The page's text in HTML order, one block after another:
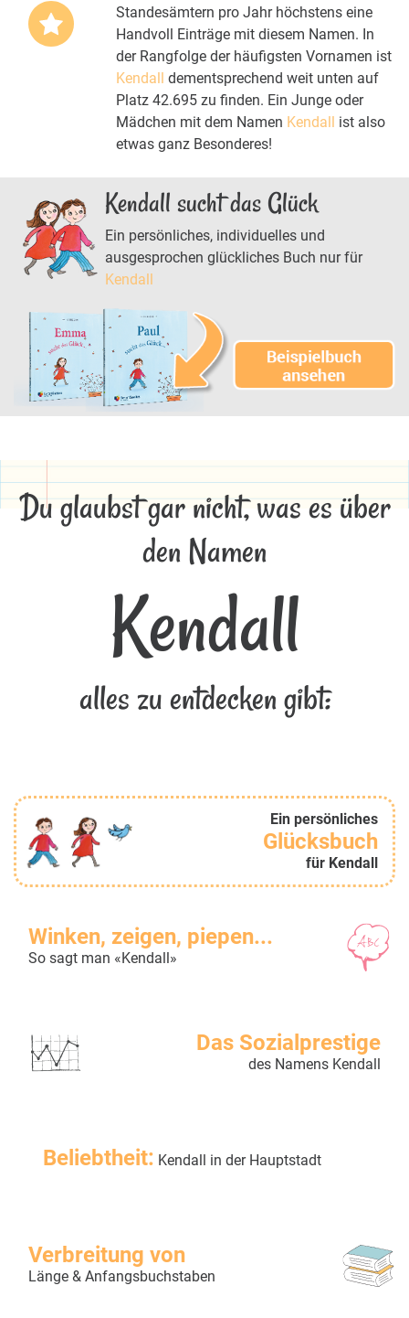
Standesämtern pro Jahr höchstens eine
Handvoll Einträge mit diesem Namen. In
der Rangfolge der häufigsten Vornamen ist
Kendall dementsprechend weit unten auf
Platz 42.695 zu finden. Ein Junge oder
Mädchen mit dem Namen Kendall ist also
etwas ganz Besonderes!
Kendall sucht das Glück
Ein persönliches, individuelles und
ausgesprochen glückliches Buch nur für
Kendall
Du glaubst gar nicht, was es über
den Namen
Kendall
alles zu entdecken gibt:
Ein persönliches
Glücksbuch
für Kendall
Winken, zeigen, piepen...
So sagt man «Kendall»
Das Sozialprestige
des Namens Kendall
Beliebtheit: Kendall in der Hauptstadt
Verbreitung von
Länge & Anfangsbuchstaben